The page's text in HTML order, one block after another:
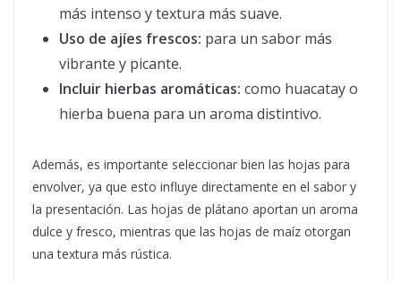
más intenso y textura más suave.
Uso de ajíes frescos: para un sabor más
vibrante y picante.
Incluir hierbas aromáticas: como huacatay o
hierba buena para un aroma distintivo.
Además, es importante seleccionar bien las hojas para
envolver, ya que esto influye directamente en el sabor y
la presentación. Las hojas de plátano aportan un aroma
dulce y fresco, mientras que las hojas de maíz otorgan
una textura más rústica.